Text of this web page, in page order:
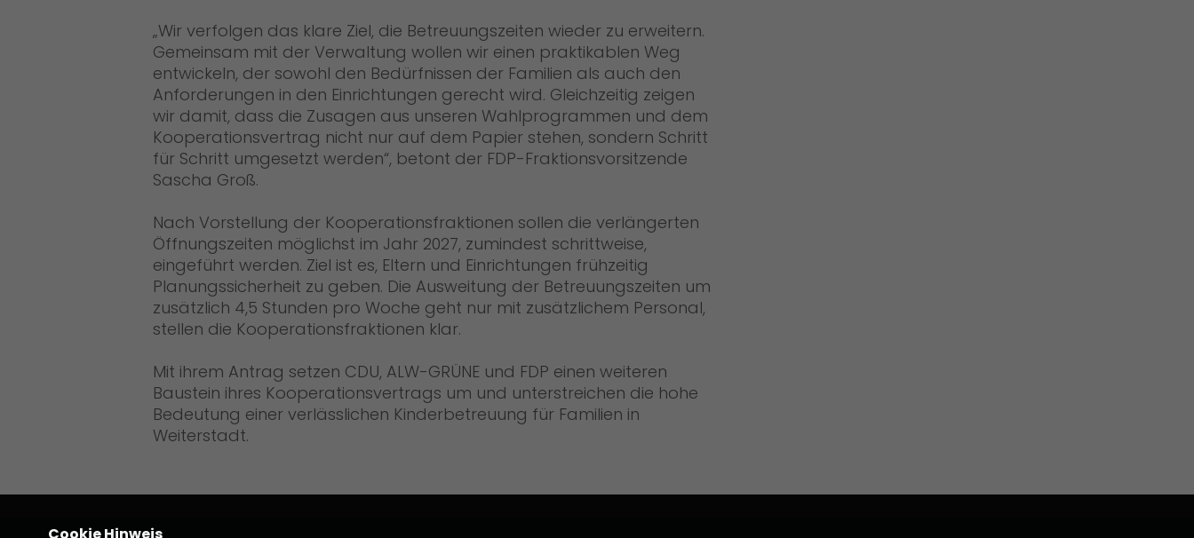
Wir verfolgen das klare Ziel, die Betreuungszeiten wieder zu erweitern.
Gemeinsam mit der Verwaltung wollen wir einen praktikablen Weg
entwickeln, der sowohl den Bedürfnissen der Familien als auch den
Anforderungen in den Einrichtungen gerecht wird. Gleichzeitig zeigen
wir damit, dass die Zusagen aus unseren Wahlprogrammen und dem
Kooperationsvertrag nicht nur auf dem Papier stehen, sondern Schritt
für Schritt umgesetzt werden“, betont der FDP-Fraktionsvorsitzende
Sascha Groß.
Nach Vorstellung der Kooperationsfraktionen sollen die verlängerten
Öffnungszeiten möglichst im Jahr 2027, zumindest schrittweise,
eingeführt werden. Ziel ist es, Eltern und Einrichtungen frühzeitig
Planungssicherheit zu geben. Die Ausweitung der Betreuungszeiten um
zusätzlich 4,5 Stunden pro Woche geht nur mit zusätzlichem Personal,
stellen die Kooperationsfraktionen klar.
Mit ihrem Antrag setzen CDU, ALW-GRÜNE und FDP einen weiteren
Baustein ihres Kooperationsvertrags um und unterstreichen die hohe
Bedeutung einer verlässlichen Kinderbetreuung für Familien in
Weiterstadt.